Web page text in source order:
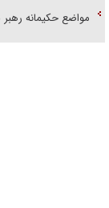
مواضع حکیمانه